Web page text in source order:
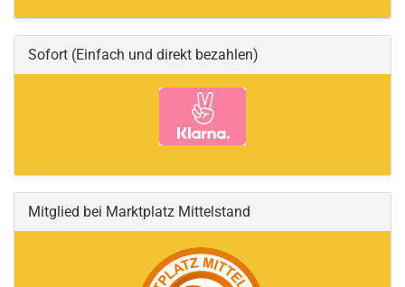
Sofort (Einfach und direkt bezahlen)
Mitglied bei Marktplatz Mittelstand